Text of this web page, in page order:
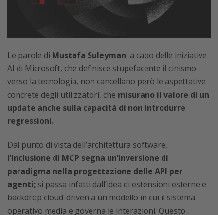
Le parole di Mustafa Suleyman, a capo delle iniziative
AI di Microsoft, che definisce stupefacente il cinismo
verso la tecnologia, non cancellano però le aspettative
concrete degli utilizzatori, che misurano il valore di un
update anche sulla capacità di non introdurre
regressioni.
Dal punto di vista dell’architettura software,
l’inclusione di MCP segna un’inversione di
paradigma nella progettazione delle API per
agenti; si passa infatti dall’idea di estensioni esterne e
backdrop cloud-driven a un modello in cui il sistema
operativo media e governa le interazioni. Questo